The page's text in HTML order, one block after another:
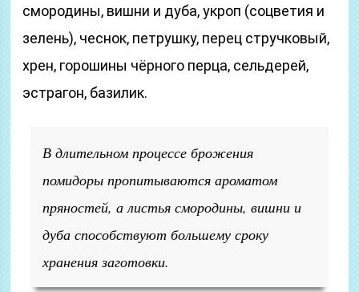
смородины, вишни и дуба, укроп (соцветия и
зелень), чеснок, петрушку, перец стручковый,
хрен, горошины чёрного перца, сельдерей,
эстрагон, базилик.
В длительном процессе брожения
помидоры пропитываются ароматом
пряностей, а листья смородины, вишни и
дуба способствуют большему сроку
хранения заготовки.